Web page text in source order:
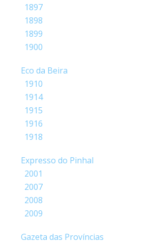
1897
1898
1899
1900
Eco da Beira
1910
1914
1915
1916
1918
Expresso do Pinhal
2001
2007
2008
2009
Gazeta das Províncias